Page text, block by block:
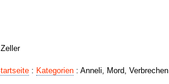
: Kategorien : Anneli, Mord, Verbrechen